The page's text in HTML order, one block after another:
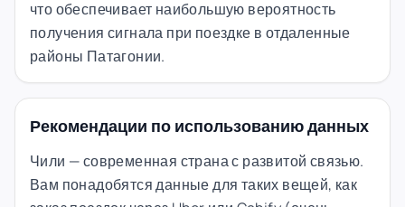
что обеспечивает наибольшую вероятность
получения сигнала при поездке в отдаленные
районы Патагонии.
Рекомендации по использованию данных
Чили — современная страна с развитой связью.
Вам понадобятся данные для таких вещей, как